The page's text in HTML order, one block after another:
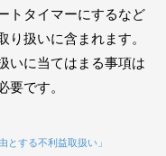
トタイマーにするなど
扱いに含まれます。
いに当てはまる事項は
要です。
とする不利益取扱い」